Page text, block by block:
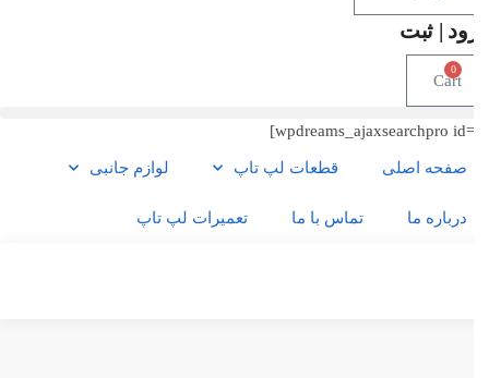
| ثبت
Cart
صفحه اصلی قطعات لپ تاپ لوازم جانبی
درباره ما تماس با ما تعمیرات لپ تاپ